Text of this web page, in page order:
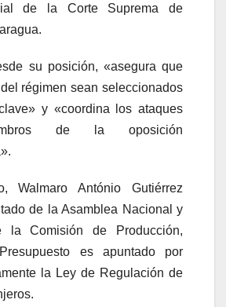
de la Corte Suprema de
su posición, «asegura que
régimen sean seleccionados
y «coordina los ataques
de la oposición
Walmaro António Gutiérrez
de la Asamblea Nacional y
la Comisión de Producción,
es apuntado por
la Ley de Regulación de